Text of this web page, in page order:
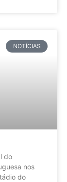
NOTÍCIAS
do
nos
do